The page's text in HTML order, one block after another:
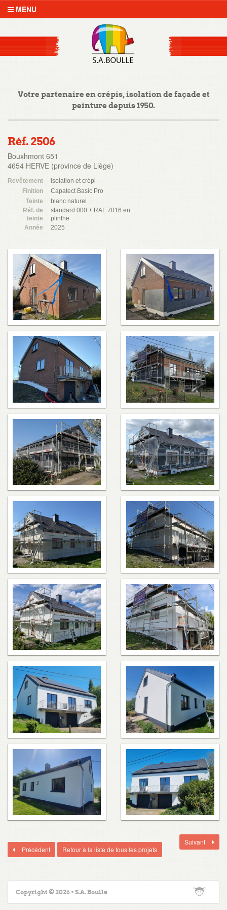
MENU
Votre partenaire en crépis, isolation de façade et
peinture depuis 1950.
Réf. 2506
Bouxhmont 651
4654 HERVE (province de Liège)
Revêtement
isolation et crépi
Finition
Capatect Basic Pro
Teinte
blanc naturel
Réf. de
teinte
standard 000 + RAL 7016 en
plinthe
Année
2025
Précédent Retour à la liste de tous les projets
Suivant
Copyright © 2026 • S.A. Boulle